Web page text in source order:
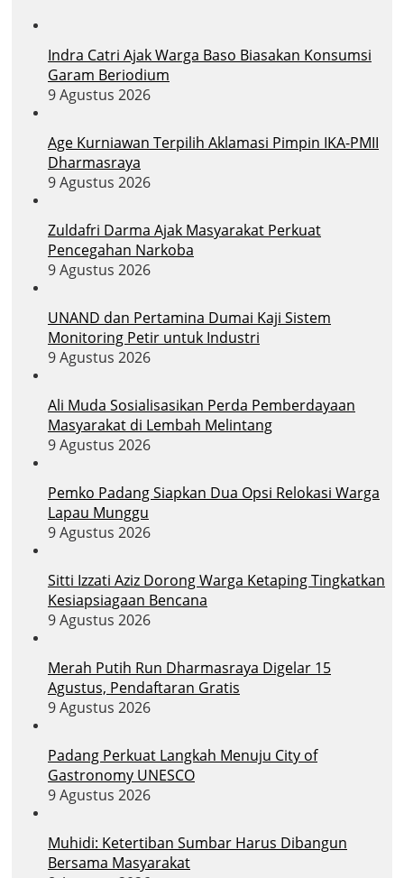
Indra Catri Ajak Warga Baso Biasakan Konsumsi
Garam Beriodium
9 Agustus 2026
Age Kurniawan Terpilih Aklamasi Pimpin IKA-PMII
Dharmasraya
9 Agustus 2026
Zuldafri Darma Ajak Masyarakat Perkuat
Pencegahan Narkoba
9 Agustus 2026
UNAND dan Pertamina Dumai Kaji Sistem
Monitoring Petir untuk Industri
9 Agustus 2026
Ali Muda Sosialisasikan Perda Pemberdayaan
Masyarakat di Lembah Melintang
9 Agustus 2026
Pemko Padang Siapkan Dua Opsi Relokasi Warga
Lapau Munggu
9 Agustus 2026
Sitti Izzati Aziz Dorong Warga Ketaping Tingkatkan
Kesiapsiagaan Bencana
9 Agustus 2026
Merah Putih Run Dharmasraya Digelar 15
Agustus, Pendaftaran Gratis
9 Agustus 2026
Padang Perkuat Langkah Menuju City of
Gastronomy UNESCO
9 Agustus 2026
Muhidi: Ketertiban Sumbar Harus Dibangun
Bersama Masyarakat